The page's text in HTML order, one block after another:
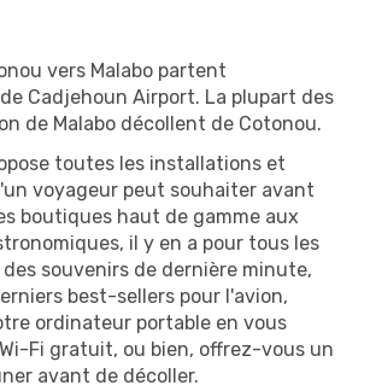
vers Malabo partent
Cadjehoun Airport. La plupart des
de Malabo décollent de Cotonou.
toutes les installations et
voyageur peut souhaiter avant
boutiques haut de gamme aux
il y en a pour tous les
souvenirs de dernière minute,
best-sellers pour l'avion,
ordinateur portable en vous
Fi gratuit, ou bien, offrez-vous un
avant de décoller.